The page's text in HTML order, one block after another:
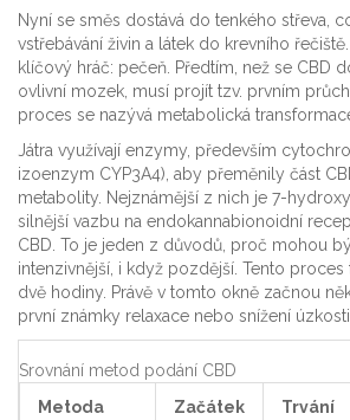
Nyní se směs dostává do tenkého střeva,
vstřebávání živin a látek do krevního
klíčový hráč: pečeň. Předtím, než se CBD
ovlivní mozek, musí projít tzv. prvním
proces se nazývá metabolická
Játra využívají enzymy, především
izoenzym CYP3A4), aby přeměnily část
metabolity. Nejznámější z nich je 7-
silnější vazbu na endokannabionoidní
CBD. To je jeden z důvodů, proč mohou
intenzivnější, i když pozdější. Tento
dvě hodiny. Právě v tomto okně začnou
první známky relaxace nebo snížení úzkosti.
Srovnání metod podání CBD
Metoda
Začátek
Trvání